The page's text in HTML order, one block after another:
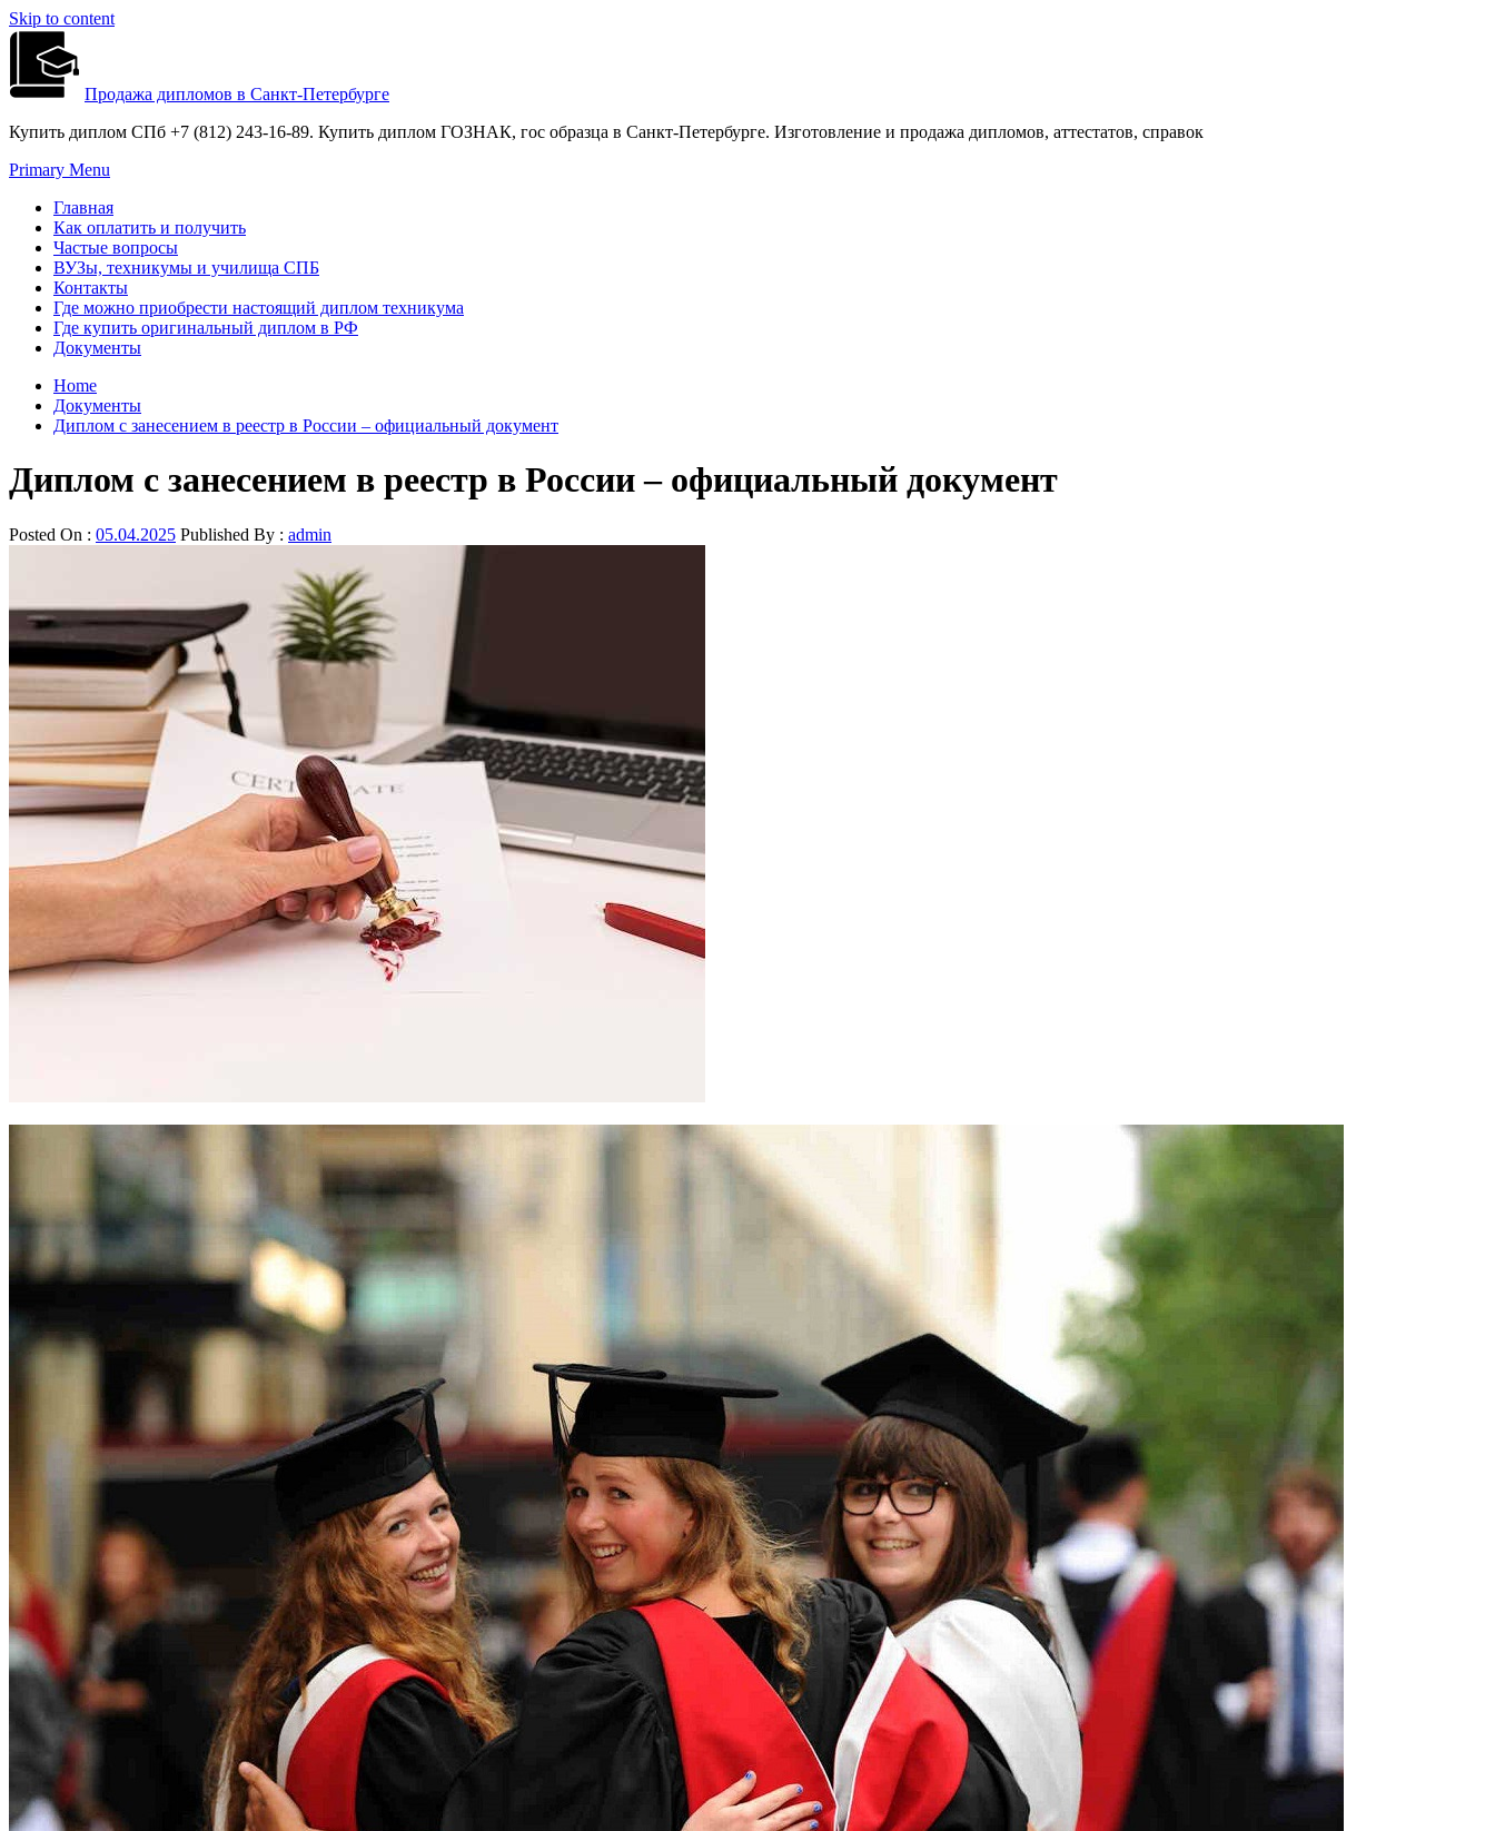
Skip to content
Продажа дипломов в Санкт-Петербурге
Купить диплом СПб +7 (812) 243-16-89. Купить диплом ГОЗНАК, гос образца в Санкт-Петербурге. Изготовление и продажа дипломов, аттестатов, справок
Primary Menu
Главная
Как оплатить и получить
Частые вопросы
ВУЗы, техникумы и училища СПБ
Контакты
Где можно приобрести настоящий диплом техникума
Где купить оригинальный диплом в РФ
Документы
Home
Документы
Диплом с занесением в реестр в России – официальный документ
Диплом с занесением в реестр в России – официальный документ
Posted On : 05.04.2025 Published By : admin